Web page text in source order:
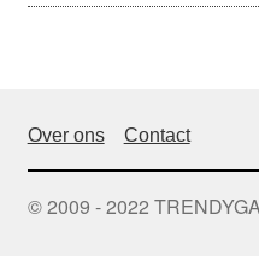
Over ons Contact
© 2009 - 2022